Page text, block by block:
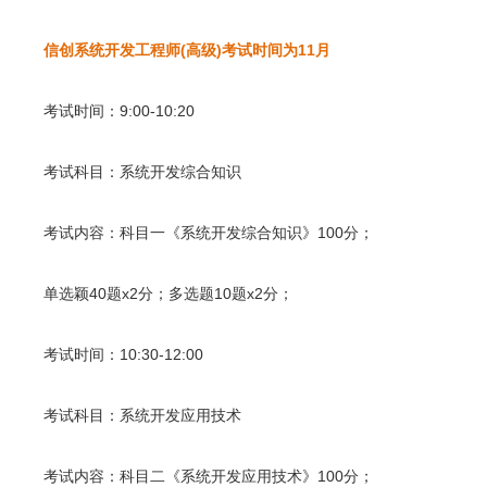
信创系统开发工程师(高级)考试时间为11月
考试时间：9:00-10:20
考试科目：系统开发综合知识
考试内容：科目一《系统开发综合知识》100分；
单选颖40题x2分；多选题10题x2分；
考试时间：10:30-12:00
考试科目：系统开发应用技术
考试内容：科目二《系统开发应用技术》100分；